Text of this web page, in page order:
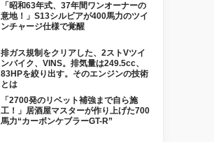
「昭和63年式、37年間ワンオーナーの
意地！」S13シルビアが400馬力のツイ
ンチャージ仕様で覚醒
排ガス規制をクリアした、2ストVツイ
ンバイク、VINS。排気量は249.5cc、
83HPを絞り出す。そのエンジンの技術
とは
「2700発のリベット補強まで自ら施
工！」居酒屋マスターが作り上げた700
馬力“カーボンケブラーGT-R”